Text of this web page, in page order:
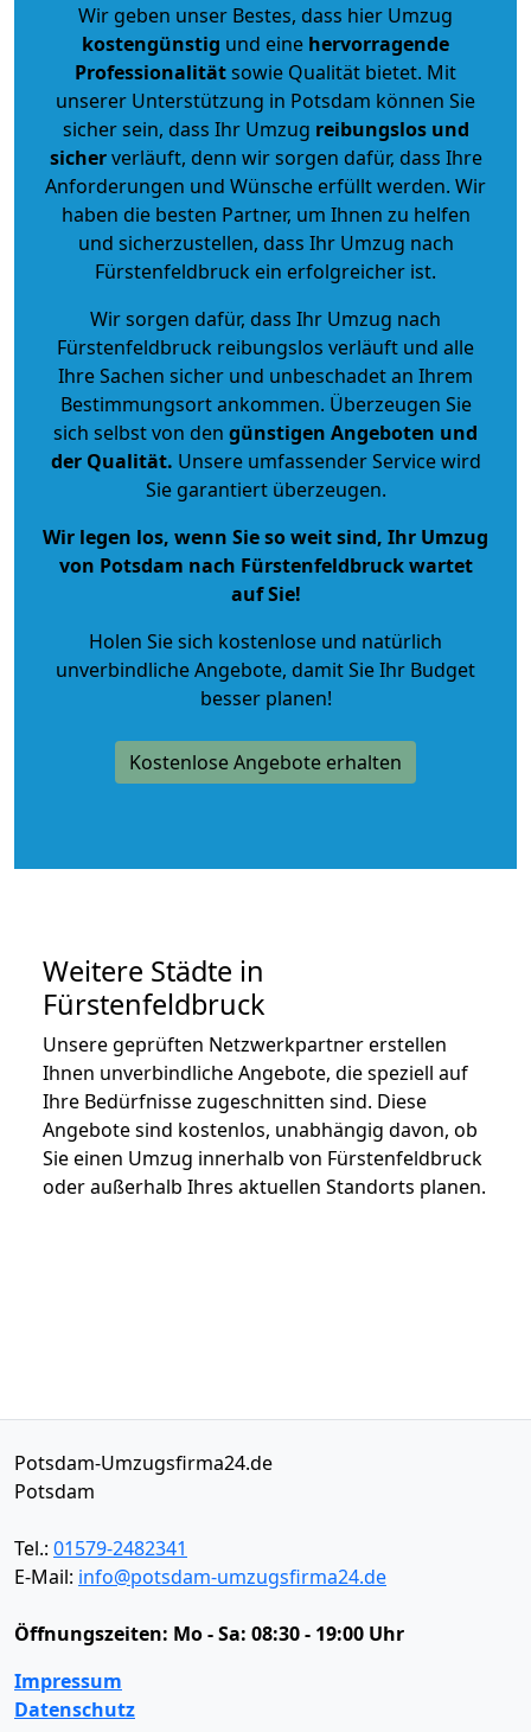
Wir geben unser Bestes, dass hier Umzug
kostengünstig und eine hervorragende
Professionalitätsowie Qualität bietet. Mit
unserer Unterstützung in Potsdam können Sie
sicher sein, dass Ihr Umzug reibungslos und
sicherverläuft, denn wir sorgen dafür, dass Ihre
Anforderungen und Wünsche erfüllt werden. Wir
haben die besten Partner, um Ihnen zu helfen
und sicherzustellen, dass Ihr Umzug nach
Fürstenfeldbruck ein erfolgreicher ist.
Wir sorgen dafür, dass Ihr Umzug nach
Fürstenfeldbruck reibungslos verläuft und alle
Ihre Sachen sicher und unbeschadet an Ihrem
Bestimmungsort ankommen. Überzeugen Sie
sich selbst von den günstigen Angeboten und
der Qualität. Unsere umfassender Service wird
Sie garantiert überzeugen.
Wir legen los, wenn Sie so weit sind, Ihr Umzug
von Potsdam nach Fürstenfeldbruck wartet
auf Sie!
Holen Sie sich kostenlose und natürlich
unverbindliche Angebote, damit Sie Ihr Budget
besser planen!
Kostenlose Angebote erhalten
Weitere Städte in
Fürstenfeldbruck
Unsere geprüften Netzwerkpartner erstellen
Ihnen unverbindliche Angebote, die speziell auf
Ihre Bedürfnisse zugeschnitten sind. Diese
Angebote sind kostenlos, unabhängig davon, ob
Sie einen Umzug innerhalb von Fürstenfeldbruck
oder außerhalb Ihres aktuellen Standorts planen.
Potsdam-Umzugsfirma24.de
Potsdam
Tel.: 01579-2482341
E-Mail: info@potsdam-umzugsfirma24.de
Öffnungszeiten: Mo - Sa: 08:30 - 19:00 Uhr
Impressum
Datenschutz